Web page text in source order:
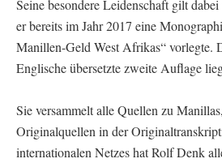
Seine besondere Leidenschaft gilt
er bereits im Jahr 2017 eine
Manillen-Geld West Afrikas“ vorlegte.
Englische übersetzte zweite Auflage
Sie versammelt alle Quellen zu
Originalquellen in der
internationalen Netzes hat Rolf Denk